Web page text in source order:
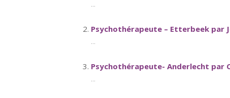
...
Psychothérapeute – Etterbeek par
...
Psychothérapeute- Anderlecht par
...